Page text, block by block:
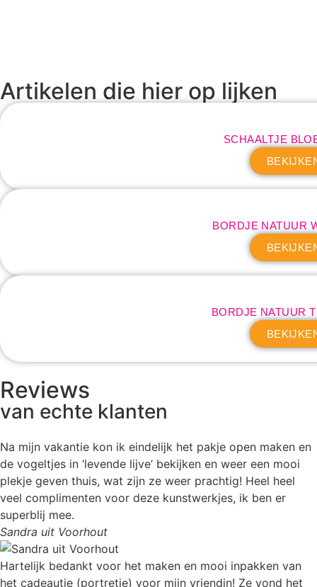
Artikelen die hier op lijken
SCHAALTJE
BORDJE NATUUR
BORDJE NATUUR
Reviews
van echte klanten
Na mijn vakantie kon ik eindelijk het pakje open maken en
de vogeltjes in ‘levende lijve’ bekijken en weer een mooi
plekje geven thuis, wat zijn ze weer prachtig! Heel heel
veel complimenten voor deze kunstwerkjes, ik ben er
superblij mee.
Sandra uit Voorhout
Hartelijk bedankt voor het maken en mooi inpakken van
het cadeautje (portretje) voor mijn vriendin! Ze vond het